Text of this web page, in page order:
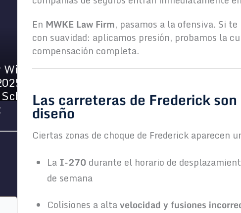
6 Causes of Catastrophic
Injuries
En MWKE Law Firm, pasamos a la ofensiva. Si
con suavidad: aplicamos presión, probamos la
compensación completa.
Las carreteras de Frederick
diseño
Ciertas zonas de choque de Frederick aparecen
La I-270 durante el horario de
de semana
Colisiones a altavelocidad y fusiones